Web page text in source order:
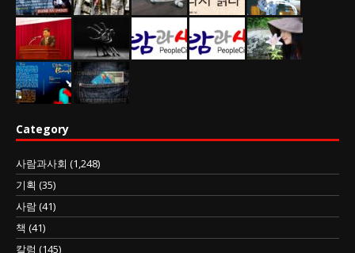
Category
사람과사회 (1,248)
기획 (35)
사람(41)
책 (41)
칼럼 (145)